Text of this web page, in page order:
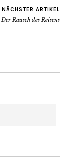
NÄCHSTER ARTIKEL
Der Rausch des Reisens